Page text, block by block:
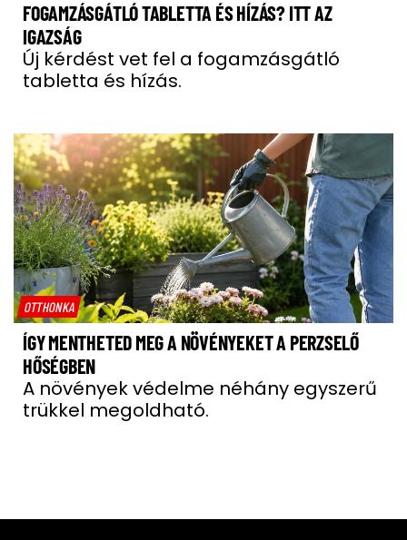
FOGAMZÁSGÁTLÓ TABLETTA ÉS HÍZÁS? ITT AZ
IGAZSÁG
Új kérdést vet fel a fogamzásgátló
tabletta és hízás.
OTTHONKA
ÍGY MENTHETED MEG A NÖVÉNYEKET A PERZSELŐ
HŐSÉGBEN
A növények védelme néhány egyszerű
trükkel megoldható.